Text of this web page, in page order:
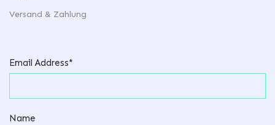
Versand & Zahlung
Email Address*
Name